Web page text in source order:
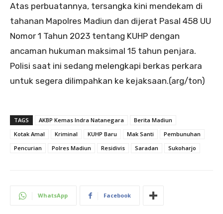
Atas perbuatannya, tersangka kini mendekam di
tahanan Mapolres Madiun dan dijerat Pasal 458 UU
Nomor 1 Tahun 2023 tentang KUHP dengan
ancaman hukuman maksimal 15 tahun penjara.
Polisi saat ini sedang melengkapi berkas perkara
untuk segera dilimpahkan ke kejaksaan.(arg/ton)
TAGS AKBP Kemas Indra Natanegara
Berita Madiun
Kotak Amal
Kriminal KUHP Baru Mak Santi
Pembunuhan
Pencurian
Polres Madiun Residivis Saradan Sukoharjo
WhatsApp Facebook